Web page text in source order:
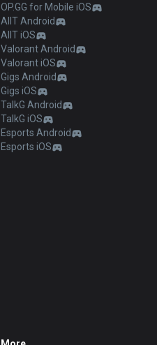
OP.GG for Mobile iOS
AllT Android
AllT iOS
Valorant Android
Valorant iOS
Gigs Android
Gigs iOS
TalkG Android
TalkG iOS
Esports Android
Esports iOS